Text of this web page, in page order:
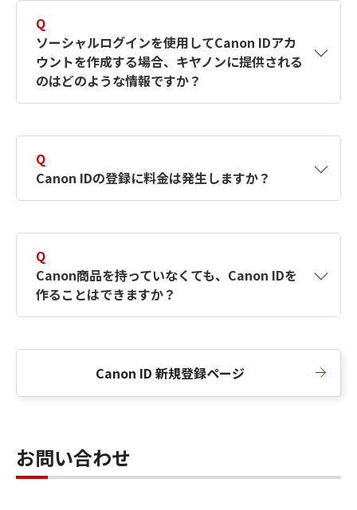
す。詳しい作成方法は【カメラ】Canon IDとは
何ですか？Canon IDの作成方法は？をご確認く
ださい。
Q
ソーシャルログインを使用してCanon IDアカ
ウントを作成する場合、キヤノンに提供される
のはどのような情報ですか？
択したサービスから取得します。アカウントを
簡単に作成できるように、この情報を使用して
Canon IDの登録フォームを入力します。
Q
Canon IDの登録に料金は発生しますか？
Q
Canon商品を持っていなくても、Canon IDを
作ることはできますか？
Canon ID 新規登録ページ
お問い合わせ